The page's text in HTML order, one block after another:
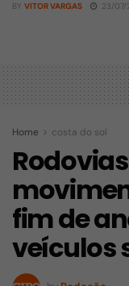
BY VITOR VARGAS 23/07/
Home costa do sol
fim de
veículos